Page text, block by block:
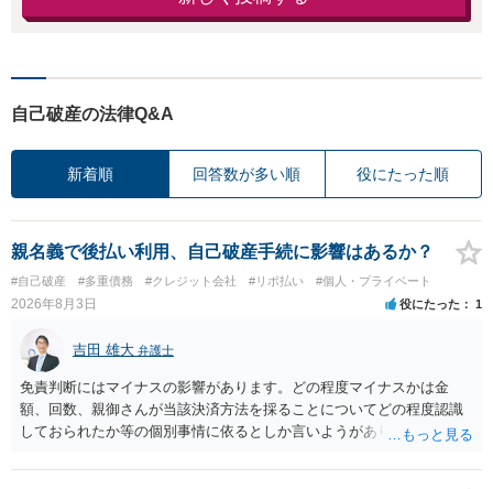
自己破産の法律Q&A
新着順 回答数が多い順 役にたった順
親名義で後払い利用、自己破産手続に影響はあるか？
#自己破産 #多重債務 #クレジット会社 #リボ払い #個人・プライベート
2026年8月3日 役にたった 1
吉田 雄大 弁護士
免責判断にはマイナスの影響があります。どの程度マイナスかは金
額、回数、親御さんが当該決済方法を採ることについてどの程度認識
しておられたか等の個別事情に依るとしか言いようがありません。 と
なって相談し、善後策を考えることをお勧めします。